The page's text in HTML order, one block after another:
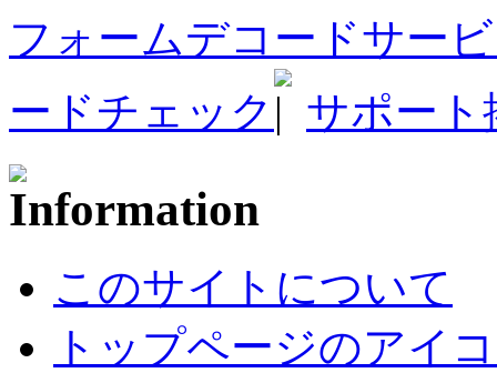
フォームデコードサー
ードチェック
サポート
このサイトについて
トップページのアイ